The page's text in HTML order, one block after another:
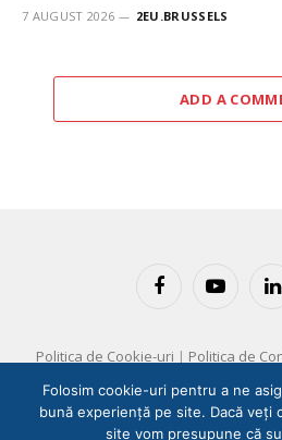
7 AUGUST 2026 2EU.BRUSSELS
ADD A
FacebookYouTube
Politica de Cookie-uri | Politica de
Copyright © 2025
Folosim cookie-uri pentru a ne
bună experiență pe site. Dacă veți
site vom presupune că